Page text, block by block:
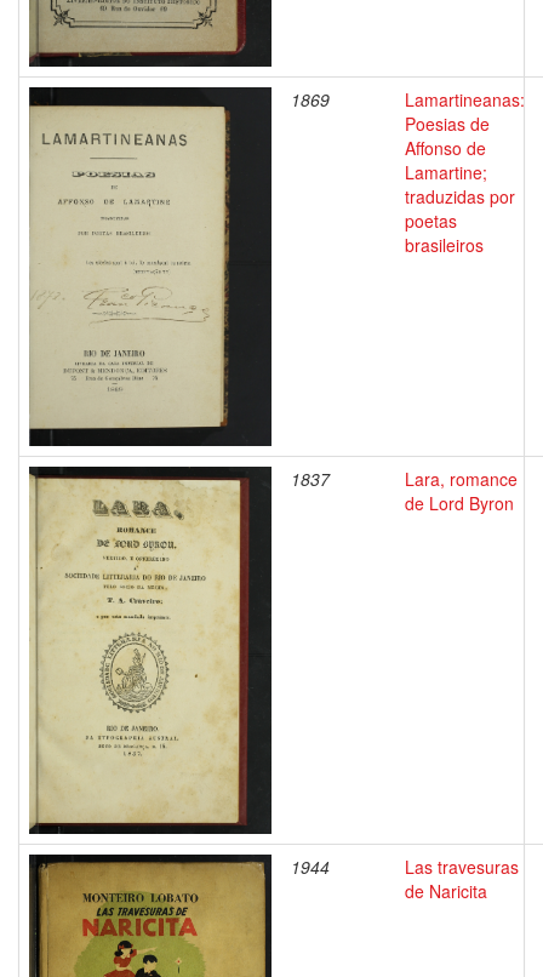
1869
Lamartineanas:
Poesias de
Affonso de
Lamartine;
traduzidas por
poetas
brasileiros
1837
Lara, romance
de Lord Byron
1944
Las travesuras
de Naricita